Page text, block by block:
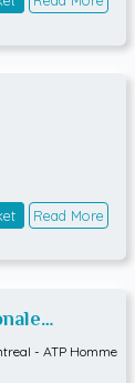
Read More
tennis)
- ATP Homme